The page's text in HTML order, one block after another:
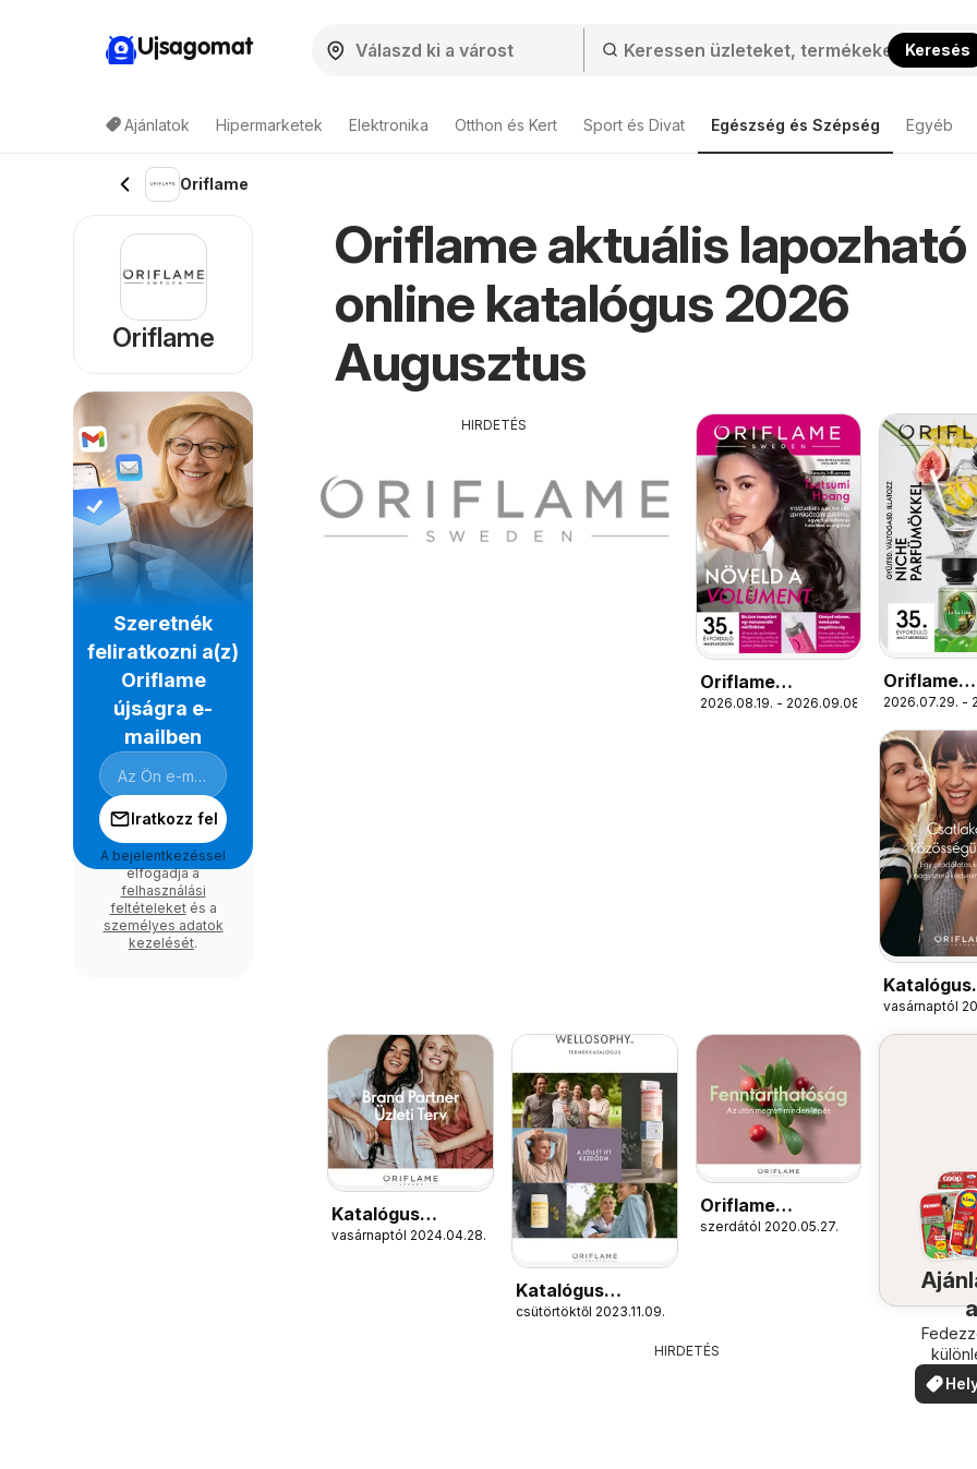
Ujsagomat Keresés
Ajánlatok Hipermarketek Elektronika Otthon és Kert Sport és Divat Egészség és Szépség Egyéb
Oriflame
Oriflame aktuális lapozható
online katalógus 2026
Augusztus
HIRDETÉS
Oriflame
katalógus
2026.08.19. - 2026.09.08.
Oriflame
katalógus
2026.07.29. -
Katalógus
Oriflame
vasárnaptól
Katalógus
Oriflame Brand
vasárnaptól 2024.04.28.
Katalógus
Oriflame
csütörtöktől 2023.11.09.
Oriflame
katalógus
szerdától 2020.05.27.
a
HIRDETÉS
Oriflame
Szeretnék
feliratkozni a(z)
Oriflame
újságra e-
mailben
Iratkozz fel
A bejelentkezéssel
elfogadja a
felhasználási
feltételeketés a
személyes adatok
kezelését.